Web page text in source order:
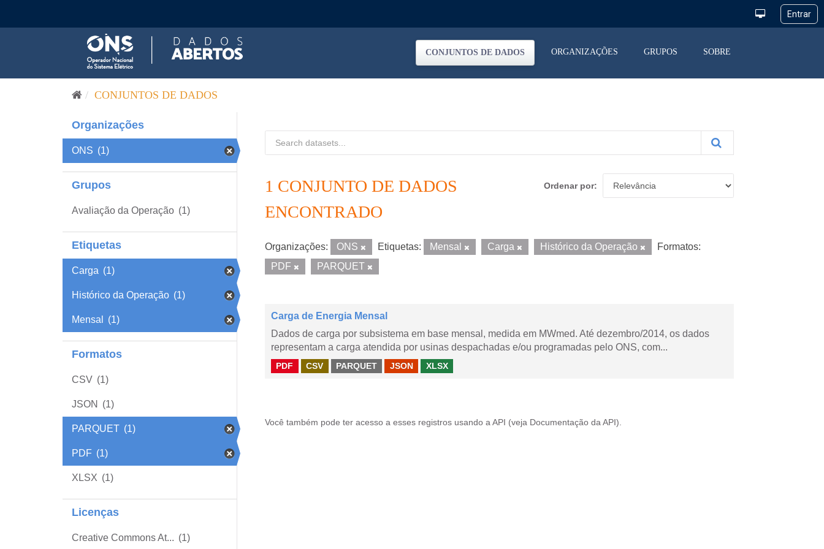
CONJUNTOS DE DADOS ORGANIZAÇÕES GRUPOS SOBRE
CONJUNTOS DE DADOS
Organizações
ONS (1)
Grupos
Avaliação da Operação (1)
Etiquetas
Carga (1)
Histórico da Operação (1)
Mensal (1)
Formatos
CSV (1)
JSON (1)
PARQUET (1)
PDF (1)
XLSX (1)
Licenças
Creative Commons At... (1)
Ordenar por
1 CONJUNTO DE DADOS
ENCONTRADO
Organizações: ONS Etiquetas: Mensal Carga Histórico da Operação
Formatos:
PDF
PARQUET
Carga de Energia Mensal
Dados de carga por subsistema em base mensal, medida em MWmed. Até dezembro/2014, os dados
representam a carga atendida por usinas despachadas e/ou programadas pelo ONS, com...
PDF CSV PARQUET JSON XLSX
Você também pode ter acesso a esses registros usando a API (veja Documentação da API ).